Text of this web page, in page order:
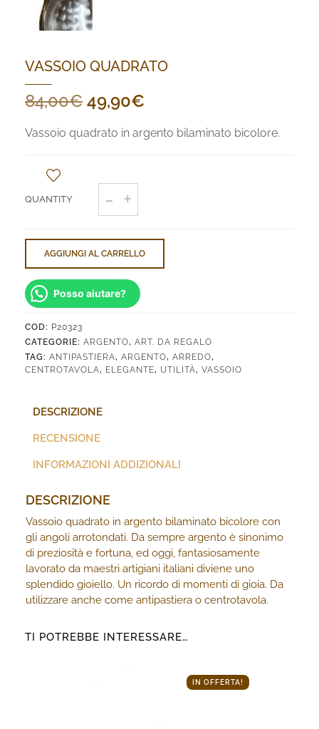
VASSOIO QUADRATO
84,00€ Il
prezzo
84,00€.
49,90€
prezzo
Vassoio quadrato in argento bilaminato bicolore.
Quadrato
quantità
AGGIUNGI AL CARRELLO
Posso aiutare?
COD: P20323
CATEGORIE: ARGENTO, ART. DA REGALO
TAG: ANTIPASTIERA, ARGENTO, ARREDO,
CENTROTAVOLA, ELEGANTE, UTILITÀ, VASSOIO
DESCRIZIONE
RECENSIONE
INFORMAZIONI ADDIZIONALI
DESCRIZIONE
Vassoio quadrato in argento bilaminato bicolore con
gli angoli arrotondati. Da sempre argento è sinonimo
di preziosità e fortuna, ed oggi, fantasiosamente
lavorato da maestri artigiani italiani diviene uno
splendido gioiello. Un ricordo di momenti di gioia. Da
utilizzare anche come antipastiera o centrotavola.
TI POTREBBE INTERESSARE…
IN OFFERTA!